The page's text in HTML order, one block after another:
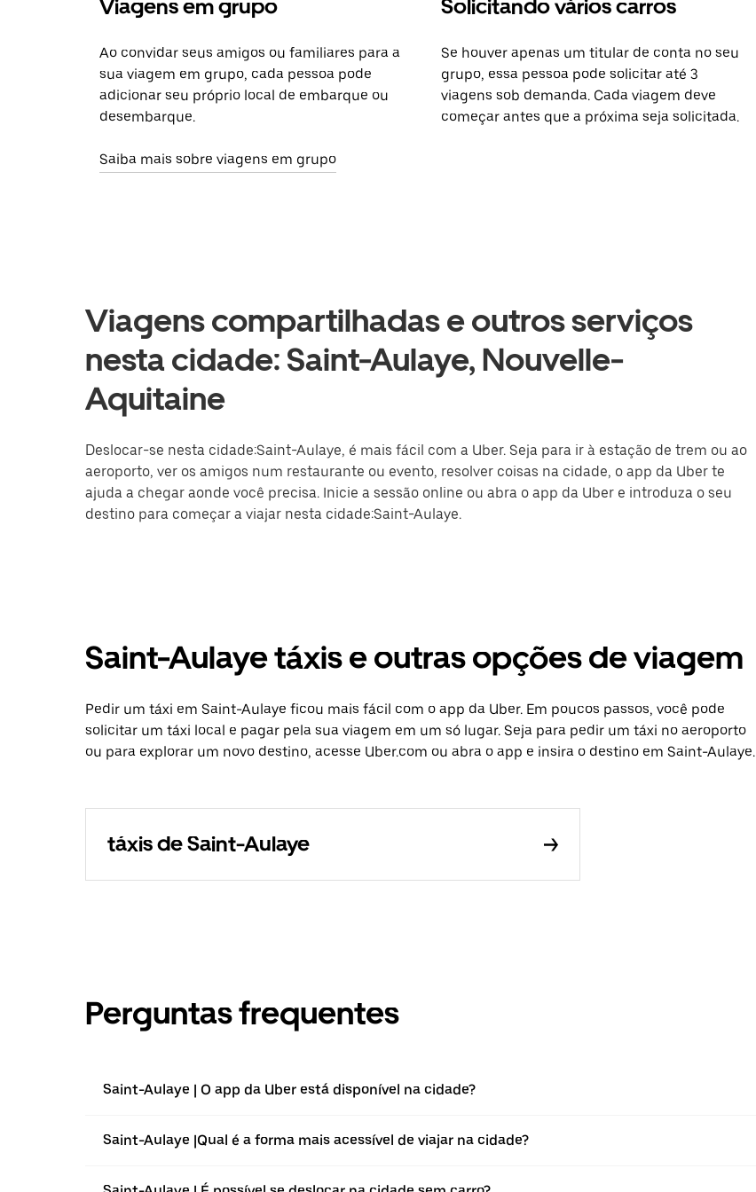
Viagens em grupo
Ao convidar seus amigos ou familiares para a
sua viagem em grupo, cada pessoa pode
adicionar seu próprio local de embarque ou
desembarque.
Saiba mais sobre viagens em grupo
Solicitando vários carros
Se houver apenas um titular de conta no seu
grupo, essa pessoa pode solicitar até 3
viagens sob demanda. Cada viagem deve
começar antes que a próxima seja solicitada.
Viagens compartilhadas e outros serviços
nesta cidade: Saint-Aulaye, Nouvelle-
Aquitaine
Deslocar-se nesta cidade:Saint-Aulaye, é mais fácil com a Uber. Seja para ir à estação de trem ou ao
aeroporto, ver os amigos num restaurante ou evento, resolver coisas na cidade, o app da Uber te
ajuda a chegar aonde você precisa. Inicie a sessão online ou abra o app da Uber e introduza o seu
destino para começar a viajar nesta cidade:Saint-Aulaye.
Saint-Aulaye táxis e outras opções de viagem
Pedir um táxi em Saint-Aulaye ficou mais fácil com o app da Uber. Em poucos passos, você pode
solicitar um táxi local e pagar pela sua viagem em um só lugar. Seja para pedir um táxi no aeroporto
ou para explorar um novo destino, acesse Uber.com ou abra o app e insira o destino em Saint-Aulaye.
táxis de Saint-Aulaye
Perguntas frequentes
Saint-Aulaye | O app da Uber está disponível na cidade?
Saint-Aulaye |⁠Qual é a forma mais acessível de viajar na cidade?